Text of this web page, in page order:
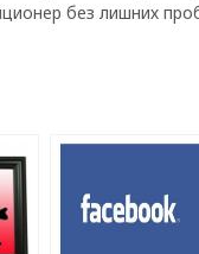
без лишних